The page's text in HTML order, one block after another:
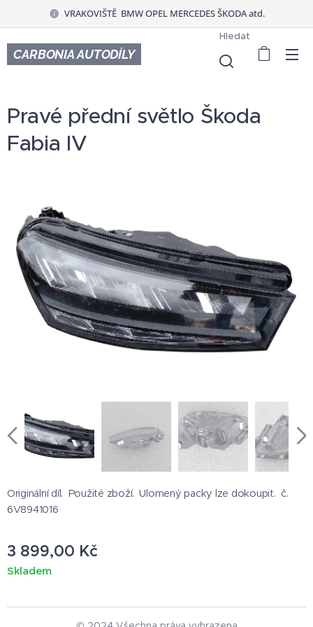
VRAKOVIŠTĚ BMW OPEL MERCEDES ŠKODA atd.
CARBONIA AUTODÍLY
Hledat
Pravé přední světlo Škoda
Fabia IV
Originální díl. Použité zboží. Ulomený packy lze dokoupit. č.
6V8941016
3 899,00 Kč
Skladem